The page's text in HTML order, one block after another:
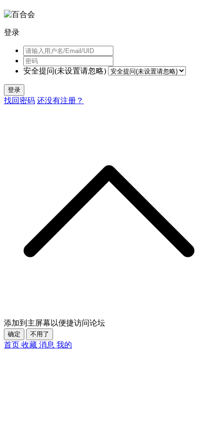
登录
安全提问(未设置请忽略)
登录
找回密码 还没有注册？
添加到主屏幕以便捷访问论坛
确定 不用了
首页 收藏 消息 我的